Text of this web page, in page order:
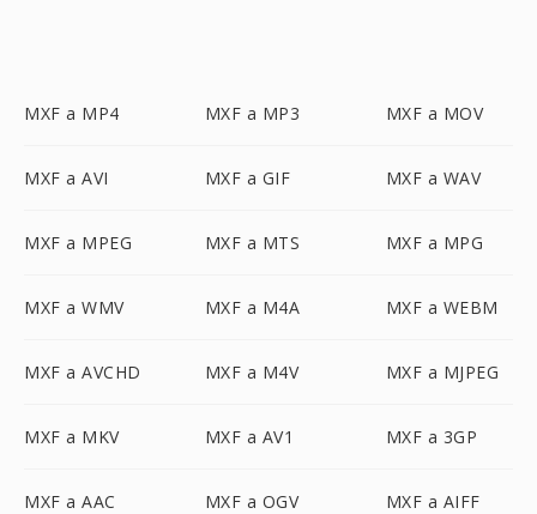
MXF a MP4 MXF a MP3 MXF a MOV
MXF a AVI MXF a GIF MXF a WAV
MXF a MPEG MXF a MTS MXF a MPG
MXF a WMV MXF a M4A MXF a WEBM
MXF a AVCHD MXF a M4V MXF a MJPEG
MXF a MKV MXF a AV1 MXF a 3GP
MXF a AAC MXF a OGV MXF a AIFF